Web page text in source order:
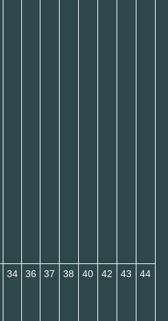
34 36 37 38 40 42 43 44